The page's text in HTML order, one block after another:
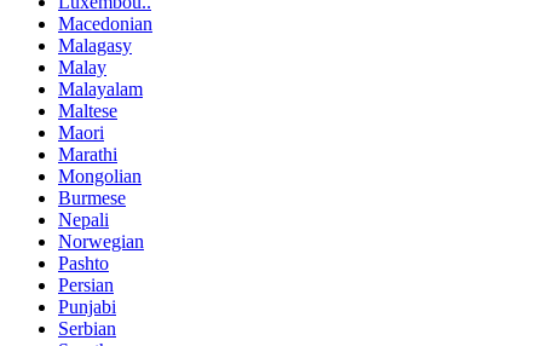
Macedonian
Malagasy
Malay
Malayalam
Maltese
Maori
Marathi
Mongolian
Burmese
Nepali
Norwegian
Pashto
Persian
Punjabi
Serbian